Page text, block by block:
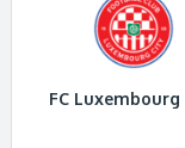
FC Luxembourg